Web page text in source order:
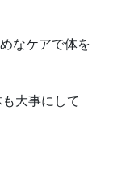
なケアで体を
大事にして